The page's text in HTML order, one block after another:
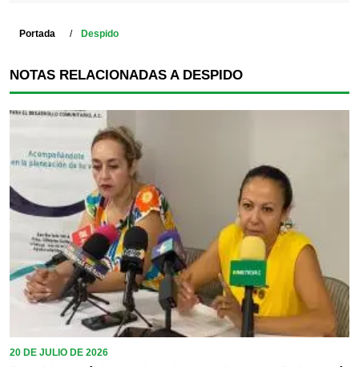
Portada Despido
NOTAS RELACIONADAS A DESPIDO
20 DE JULIO DE 2026